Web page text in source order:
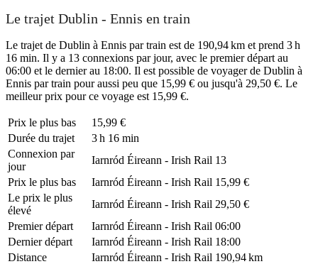
Le trajet Dublin - Ennis en train
Le trajet de Dublin à Ennis par train est de 190,94 km et prend 3 h
16 min. Il y a 13 connexions par jour, avec le premier départ au
06:00 et le dernier au 18:00. Il est possible de voyager de Dublin à
Ennis par train pour aussi peu que 15,99 € ou jusqu'à 29,50 €. Le
meilleur prix pour ce voyage est 15,99 €.
Prix ​​le plus bas
15,99 €
Durée du trajet
3 h 16 min
Connexion par
jour
Iarnród Éireann - Irish Rail 13
Prix ​​le plus bas
Iarnród Éireann - Irish Rail 15,99 €
Le prix le plus
élevé
Iarnród Éireann - Irish Rail 29,50 €
Premier départ
Iarnród Éireann - Irish Rail 06:00
Dernier départ
Iarnród Éireann - Irish Rail 18:00
Distance
Iarnród Éireann - Irish Rail 190,94 km